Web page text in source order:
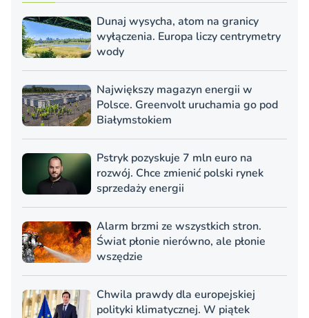
Dunaj wysycha, atom na granicy
wyłączenia. Europa liczy centrymetry
wody
Największy magazyn energii w
Polsce. Greenvolt uruchamia go pod
Białymstokiem
Pstryk pozyskuje 7 mln euro na
rozwój. Chce zmienić polski rynek
sprzedaży energii
Alarm brzmi ze wszystkich stron.
Świat płonie nierówno, ale płonie
wszędzie
Chwila prawdy dla europejskiej
polityki klimatycznej. W piątek